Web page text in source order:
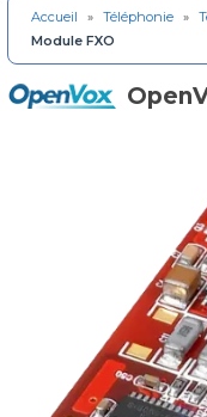
Accueil » Téléphonie »
Module FXO